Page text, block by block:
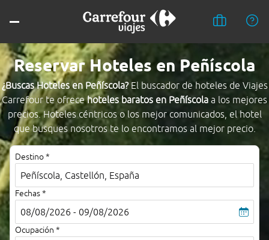
Reservar Hoteles en Peñíscola
¿Buscas Hoteles en Peñíscola?El buscador de hoteles de Viajes
Carrefour te ofrecehoteles baratos en Peñíscola a los mejores
precios. Hoteles céntricos o los mejor comunicados, el hotel
que busques nosotros te lo encontramos al mejor precio.
Destino *
Fechas *
08/08/2026 - 09/08/2026
Ocupación *